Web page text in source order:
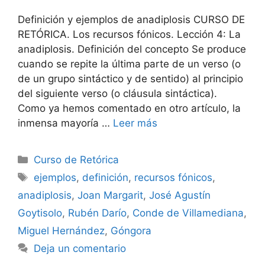
Definición y ejemplos de anadiplosis CURSO DE
RETÓRICA. Los recursos fónicos. Lección 4: La
anadiplosis. Definición del concepto Se produce
cuando se repite la última parte de un verso (o
de un grupo sintáctico y de sentido) al principio
del siguiente verso (o cláusula sintáctica).
Como ya hemos comentado en otro artículo, la
inmensa mayoría … Leer más
Categorías
Curso de Retórica
Etiquetas
ejemplos, definición, recursos fónicos,
anadiplosis, Joan Margarit, José Agustín
Goytisolo, Rubén Darío, Conde de Villamediana,
Miguel Hernández, Góngora
Deja un comentario